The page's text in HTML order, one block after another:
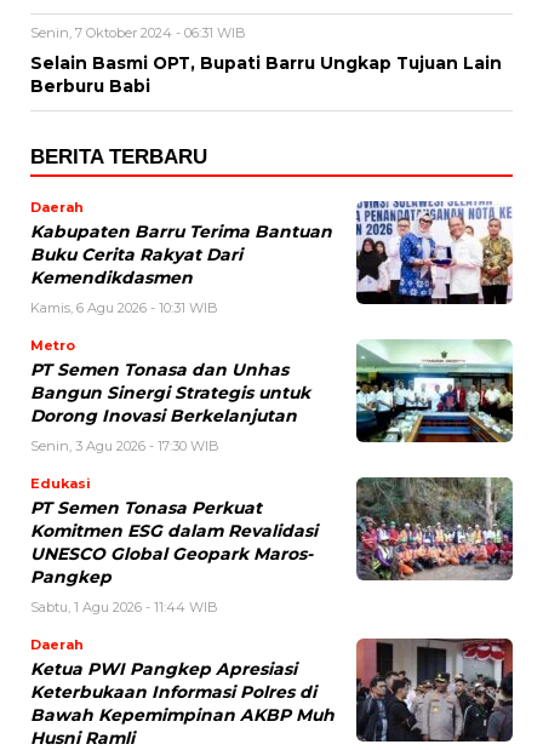
Senin, 7 Oktober 2024 - 06:31 WIB
Selain Basmi OPT, Bupati Barru Ungkap Tujuan Lain
Berburu Babi
BERITA TERBARU
Daerah
Kabupaten Barru Terima Bantuan
Buku Cerita Rakyat Dari
Kemendikdasmen
Kamis, 6 Agu 2026 - 10:31 WIB
Metro
PT Semen Tonasa dan Unhas
Bangun Sinergi Strategis untuk
Dorong Inovasi Berkelanjutan
Senin, 3 Agu 2026 - 17:30 WIB
Edukasi
PT Semen Tonasa Perkuat
Komitmen ESG dalam Revalidasi
UNESCO Global Geopark Maros-
Pangkep
Sabtu, 1 Agu 2026 - 11:44 WIB
Daerah
Ketua PWI Pangkep Apresiasi
Keterbukaan Informasi Polres di
Bawah Kepemimpinan AKBP Muh
Husni Ramli